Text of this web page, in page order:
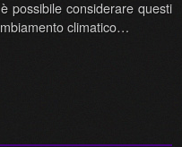
possibile considerare questi
climatico…